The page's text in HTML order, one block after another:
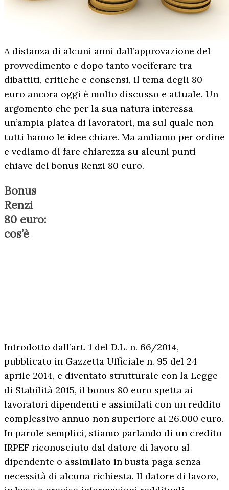
A distanza di alcuni anni dall’approvazione del
provvedimento e dopo tanto vociferare tra
dibattiti, critiche e consensi, il tema degli 80
euro ancora oggi è molto discusso e attuale. Un
argomento che per la sua natura interessa
un’ampia platea di lavoratori, ma sul quale non
tutti hanno le idee chiare. Ma andiamo per ordine
e vediamo di fare chiarezza su alcuni punti
chiave del bonus Renzi 80 euro.
Bonus
Renzi
80 euro:
cos’è
Introdotto dall’art. 1 del D.L. n. 66/2014,
pubblicato in Gazzetta Ufficiale n. 95 del 24
aprile 2014, e diventato strutturale con la Legge
di Stabilità 2015, il bonus 80 euro spetta ai
lavoratori dipendenti e assimilati con un reddito
complessivo annuo non superiore ai 26.000 euro.
In parole semplici, stiamo parlando di un credito
IRPEF riconosciuto dal datore di lavoro al
dipendente o assimilato in busta paga senza
necessità di alcuna richiesta. Il datore di lavoro,